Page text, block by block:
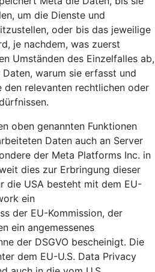
um die Dienste und
oder bis das jeweilige
je nachdem, was zuerst
Umständen des Einzelfalles ab,
warum sie erfasst und
relevanten rechtlichen oder
oben genannten Funktionen
Daten auch an Server
der Meta Platforms Inc. in
dies zur Erbringung dieser
die USA besteht mit dem EU-
ein
der EU-Kommission, der
ein angemessenes
der DSGVO bescheinigt. Die
dem EU-U.S. Data Privacy